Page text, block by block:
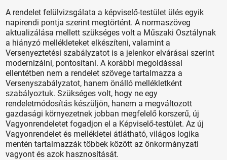
A rendelet felülvizsgálata a képviselő-testület ülés egyik
napirendi pontja szerint megtörtént. A normaszöveg
aktualizálása mellett szükséges volt a Műszaki Osztálynak
a hiányzó mellékleteket elkészíteni, valamint a
Versenyeztetési szabályzatot is a jelenkor elvárásai szerint
modernizálni, pontosítani. A korábbi megoldással
ellentétben nem a rendelet szövege tartalmazza a
Versenyszabályzatot, hanem önálló mellékletként
szabályoztuk. Szükséges volt, hogy ne egy
rendeletmódosítás készüljön, hanem a megváltozott
gazdasági környezetnek jobban megfelelő korszerű, új
Vagyonrendeletet fogadjon el a Képviselő-testület. Az új
Vagyonrendelet és mellékletei átlátható, világos logika
mentén tartalmazzák többek között az önkormányzati
vagyont és azok hasznosítását.